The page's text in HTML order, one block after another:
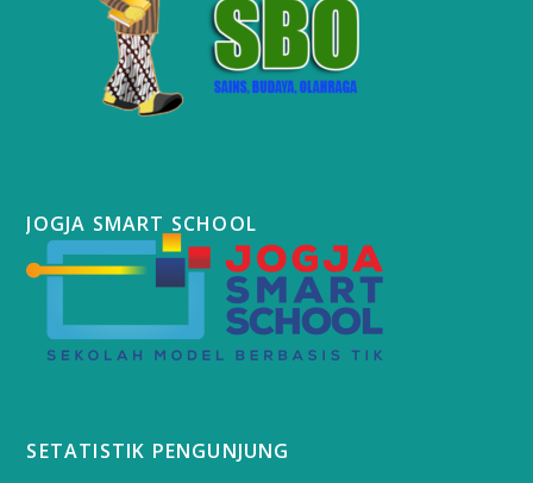
JOGJA SMART SCHOOL
SETATISTIK PENGUNJUNG